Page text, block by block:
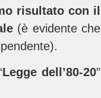
risultato con il
(è evidente che
Legge dell’80-20”